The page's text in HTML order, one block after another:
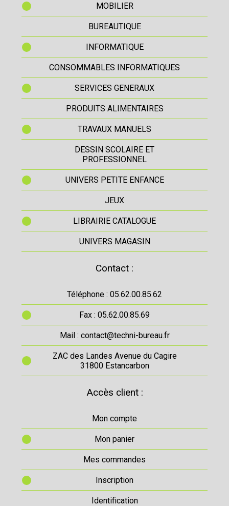
MOBILIER
BUREAUTIQUE
INFORMATIQUE
CONSOMMABLES INFORMATIQUES
SERVICES GENERAUX
PRODUITS ALIMENTAIRES
TRAVAUX MANUELS
DESSIN SCOLAIRE ET
PROFESSIONNEL
UNIVERS PETITE ENFANCE
JEUX
LIBRAIRIE CATALOGUE
UNIVERS MAGASIN
Contact :
Téléphone : 05.62.00.85.62
Fax : 05.62.00.85.69
Mail : contact@techni-bureau.fr
ZAC des Landes Avenue du Cagire
31800 Estancarbon
Accès client :
Mon compte
Mon panier
Mes commandes
Inscription
Identification